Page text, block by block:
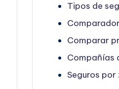
Tipos de
Comparar
Compañías
Seguros por